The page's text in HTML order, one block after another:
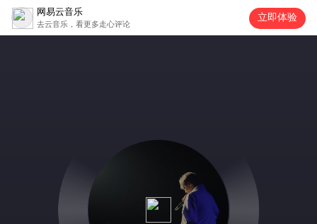
网易云音乐
去云音乐，看更多走心评论
立即体验